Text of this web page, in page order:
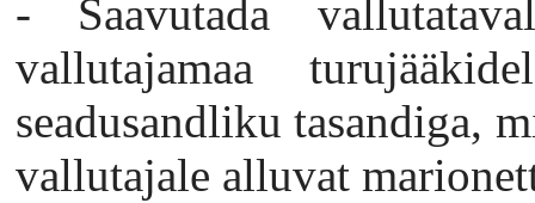
- Saavutada
vallutajamaa
seadusandliku tasandiga,
vallutajale alluvat